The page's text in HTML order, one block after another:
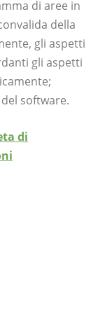
di aree in
della
gli aspetti
gli aspetti
software.
di